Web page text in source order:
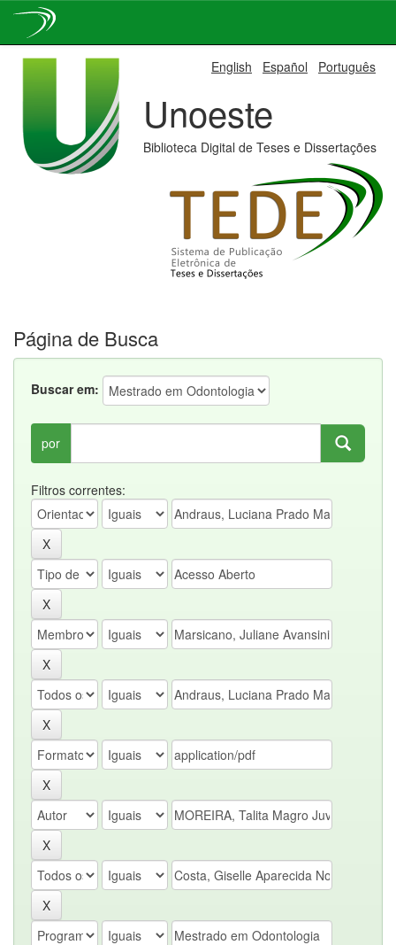
English Español Português
Unoeste
Biblioteca Digital de Teses e Dissertações
Página de Busca
Buscar em:
por
Filtros correntes: